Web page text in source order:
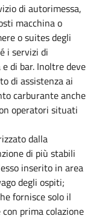
di autorimessa,
macchina o
o suites degli
i servizi di
di bar. Inoltre deve
di assistenza ai
carburante anche
operatori situati
dalla
di più stabili
inserito in area
degli ospiti;
fornisce solo il
prima colazione